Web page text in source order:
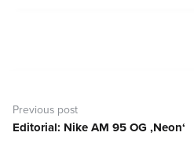
în
articole
Previous post
Previous
Editorial: Nike AM 95 OG ‚Neon‘